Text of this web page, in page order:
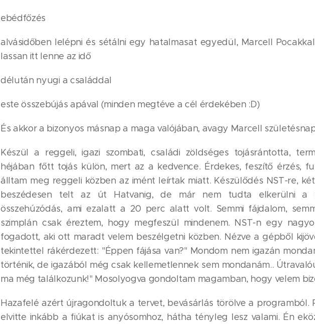
ebédfőzés
alvásidőben lelépni és sétálni egy hatalmasat egyedül, Marcell
lassan itt lenne az idő
délután nyugi a családdal
este összebújás apával (minden megtéve a cél érdekében :D)
És akkor a bizonyos másnap a maga valójában, avagy Marcell
Készül a reggeli, igazi szombati, családi zöldséges tojásrántotta,
héjában főtt tojás külön, mert az a kedvence. Érdekes, feszítő érzés,
álltam meg reggeli közben az imént leírtak miatt. Készülődés NST-re,
beszédesen telt az út Hatvanig, de már nem tudta elkerülni a
összehúzódás, ami ezalatt a 20 perc alatt volt. Semmi fájdalom,
szimplán csak éreztem, hogy megfeszül mindenem. NST-n egy
fogadott, aki ott maradt velem beszélgetni közben. Nézve a gépből
tekintettel rákérdezett: "Éppen fájása van?" Mondom nem igazán
történik, de igazából még csak kellemetlennek sem mondanám..
ma még találkozunk!" Mosolyogva gondoltam magamban, hogy velem
Hazafelé azért újragondoltuk a tervet, bevásárlás törölve a programból.
elvitte inkább a fiúkat is anyósomhoz, hátha tényleg lesz valami. Én